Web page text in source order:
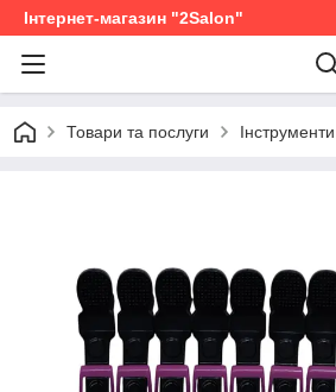
Інтернет-магазин "2Salon"
Товари та послуги